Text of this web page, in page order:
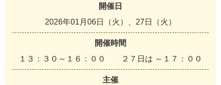
開催日
2026年01月06日（火）、27日（火）
開催時間
１３：３０～１６：００ ２７日は ～１７：００
主催